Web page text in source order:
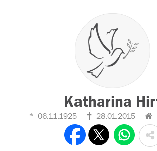
Katharina
06.11.1925 28.01.2015